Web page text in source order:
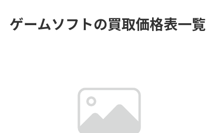
ゲームソフトの買取価格表一覧